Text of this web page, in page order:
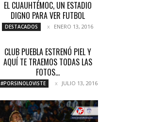
EL CUAUHTÉMOC, UN ESTADIO
DIGNO PARA VER FUTBOL
DESTACADOS ENERO 13, 2016
CLUB PUEBLA ESTRENÓ PIEL Y
AQUÍ TE TRAEMOS TODAS LAS
FOTOS...
#PORSINOLOVISTE JULIO 13, 2016
PAR DE ROSCAS ENTRE TUZOS Y
RAYOS